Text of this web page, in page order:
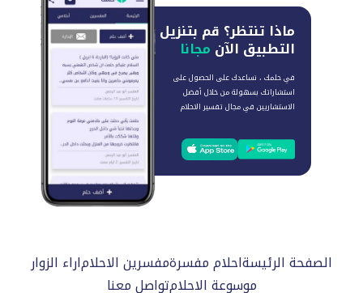
ماذا تنتظر؟ قم بتنزيل
التطبيق الآن مجانا
في حلمك ، نساعدك على الحصول على
استشاراتك بسهولة من خلال أفضل
الاستشاريين في مجال تفسير الاحلام
الصفحة الرئيسةاحلام مفسرةمفسرين الاحلاماراء الزوار
موسوعة الاحلامتواصل معنا